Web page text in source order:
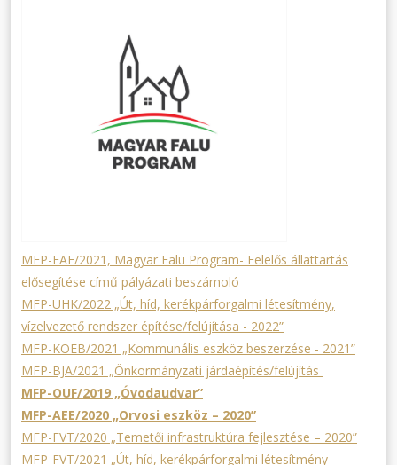
MFP-FAE/2021, Magyar Falu Program- Felelős állattartás
elősegítése című pályázati beszámoló
MFP-UHK/2022 „Út, híd, kerékpárforgalmi létesítmény,
vízelvezető rendszer építése/felújítása - 2022”
MFP-KOEB/2021 „Kommunális eszköz beszerzése - 2021”
MFP-BJA/2021 „Önkormányzati járdaépítés/felújítás
MFP-OUF/2019 „Óvodaudvar”
MFP-AEE/2020 „Orvosi eszköz – 2020”
MFP-FVT/2020 „Temetői infrastruktúra fejlesztése – 2020”
MFP-FVT/2021 „Út, híd, kerékpárforgalmi létesítmény